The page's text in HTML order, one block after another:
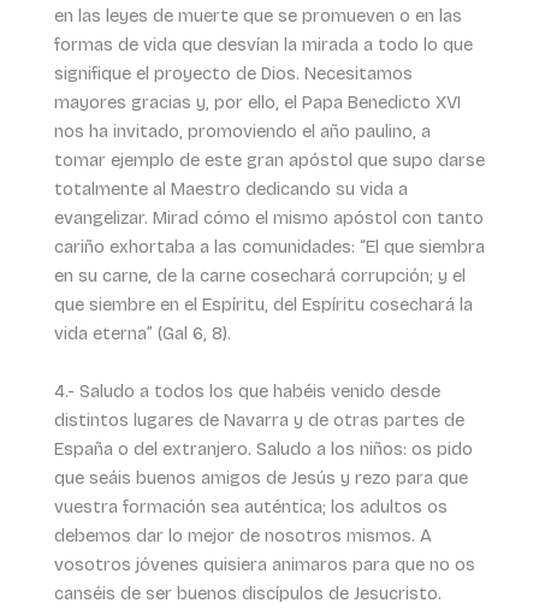
en las leyes de muerte que se promueven o en las
formas de vida que desvían la mirada a todo lo que
signifique el proyecto de Dios. Necesitamos
mayores gracias y, por ello, el Papa Benedicto XVI
nos ha invitado, promoviendo el año paulino, a
tomar ejemplo de este gran apóstol que supo darse
totalmente al Maestro dedicando su vida a
evangelizar. Mirad cómo el mismo apóstol con tanto
cariño exhortaba a las comunidades: “El que siembra
en su carne, de la carne cosechará corrupción; y el
que siembre en el Espíritu, del Espíritu cosechará la
vida eterna” (Gal 6, 8).
4.- Saludo a todos los que habéis venido desde
distintos lugares de Navarra y de otras partes de
España o del extranjero. Saludo a los niños: os pido
que seáis buenos amigos de Jesús y rezo para que
vuestra formación sea auténtica; los adultos os
debemos dar lo mejor de nosotros mismos. A
vosotros jóvenes quisiera animaros para que no os
canséis de ser buenos discípulos de Jesucristo.